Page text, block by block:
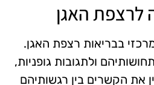
לרצפת האגן
בבריאות רצפת האגן.
ולתגובות גופניות,
את הקשרים בין רגשותיהם